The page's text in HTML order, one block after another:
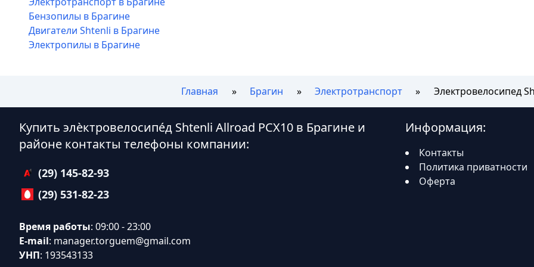
Бензопилы в Брагине
Двигатели Shtenli в Брагине
Электропилы в Брагине
Главная Брагин Электротранспорт Электровелосипед
Купить элѐктровелосипе́д Shtenli Allroad PCX10 в Брагине и
районе контакты телефоны компании:
(29) 145-82-93
(29) 531-82-23
Время работы: 09:00 - 23:00
E-mail: manager.torguem@gmail.com
УНП: 193543133
Информация:
Контакты
Политика приватности
Оферта